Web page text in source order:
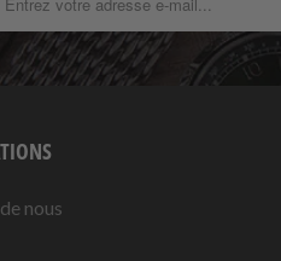
nous